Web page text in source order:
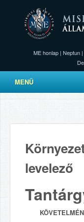
ME honlap | Neptun |
MENÜ
levelező